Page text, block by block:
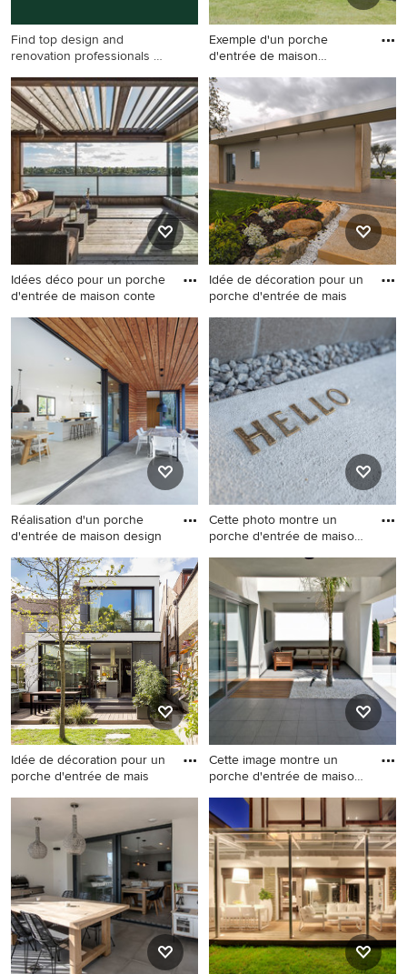
Find top design and
renovation professionals on
Exemple d'un porche
d'entrée de maison
Exemple d'un porche
d'entrée de maison
tendance.
Idées déco pour un porche
d'entrée de maison conte
Idées déco pour un porche
d'entrée de maison
contemporain de taille
moyenne.
Idée de décoration pour un
porche d'entrée de mais
Idée de décoration pour un
porche d'entrée de maison
design avec une extension
de toiture.
Réalisation d'un porche
d'entrée de maison design
Réalisation d'un porche
d'entrée de maison design
avec une dalle de béton et
une extension de toiture.
Cette photo montre un
porche d'entrée de maison
Cette photo montre un
porche d'entrée de maison
tendance.
Idée de décoration pour un
porche d'entrée de mais
Idée de décoration pour un
porche d'entrée de maison
arrière design de taille
moyenne avec une cuisine
d'été.
Cette image montre un
porche d'entrée de maison
Cette image montre un
porche d'entrée de maison
design.